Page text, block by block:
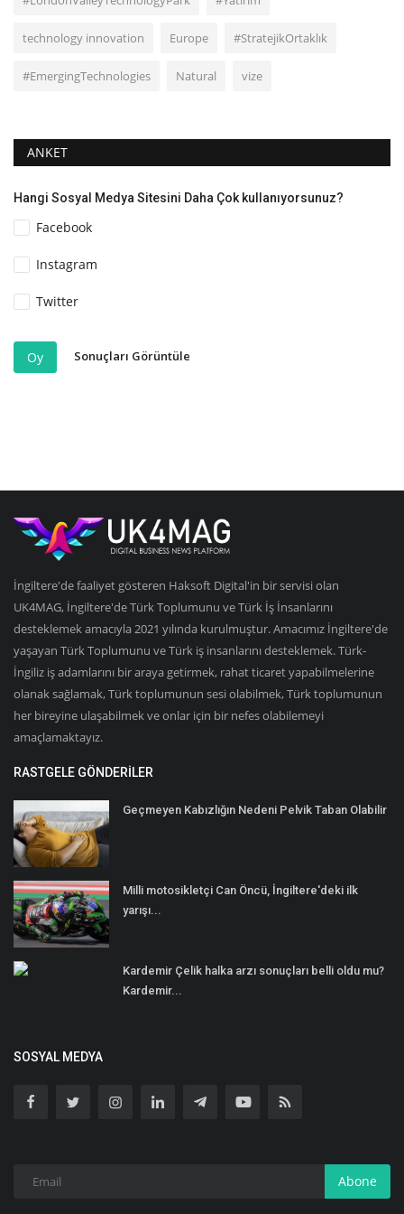
technology innovation Europe #StratejikOrtaklık
#EmergingTechnologies Natural vize
ANKET
Hangi Sosyal Medya Sitesini Daha Çok kullanıyorsunuz?
Facebook
Instagram
Twitter
Oy Sonuçları Görüntüle
İngiltere'de faaliyet gösteren Haksoft Digital'in bir servisi olan
UK4MAG, İngiltere'de Türk Toplumunu ve Türk İş İnsanlarını
desteklemek amacıyla 2021 yılında kurulmuştur. Amacımız İngiltere'de
yaşayan Türk Toplumunu ve Türk iş insanlarını desteklemek. Türk-
İngiliz iş adamlarını bir araya getirmek, rahat ticaret yapabilmelerine
olanak sağlamak, Türk toplumunun sesi olabilmek, Türk toplumunun
her bireyine ulaşabilmek ve onlar için bir nefes olabilemeyi
amaçlamaktayız.
RASTGELE GÖNDERILER
Geçmeyen Kabızlığın Nedeni Pelvik Taban Olabilir
Milli motosikletçi Can Öncü, İngiltere'deki ilk
yarışı...
Kardemir Çelik halka arzı sonuçları belli oldu mu?
Kardemir...
SOSYAL MEDYA
Abone